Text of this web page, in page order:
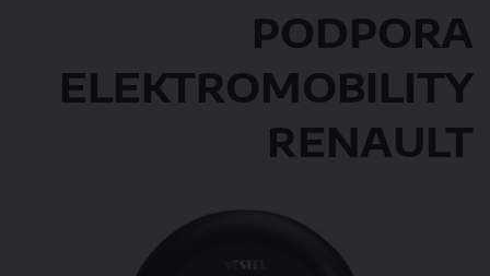
PODPORA
ELEKTROMOBILITY
RENAULT